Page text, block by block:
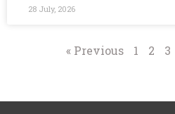
28 July, 2026
« Previous 1 2 3